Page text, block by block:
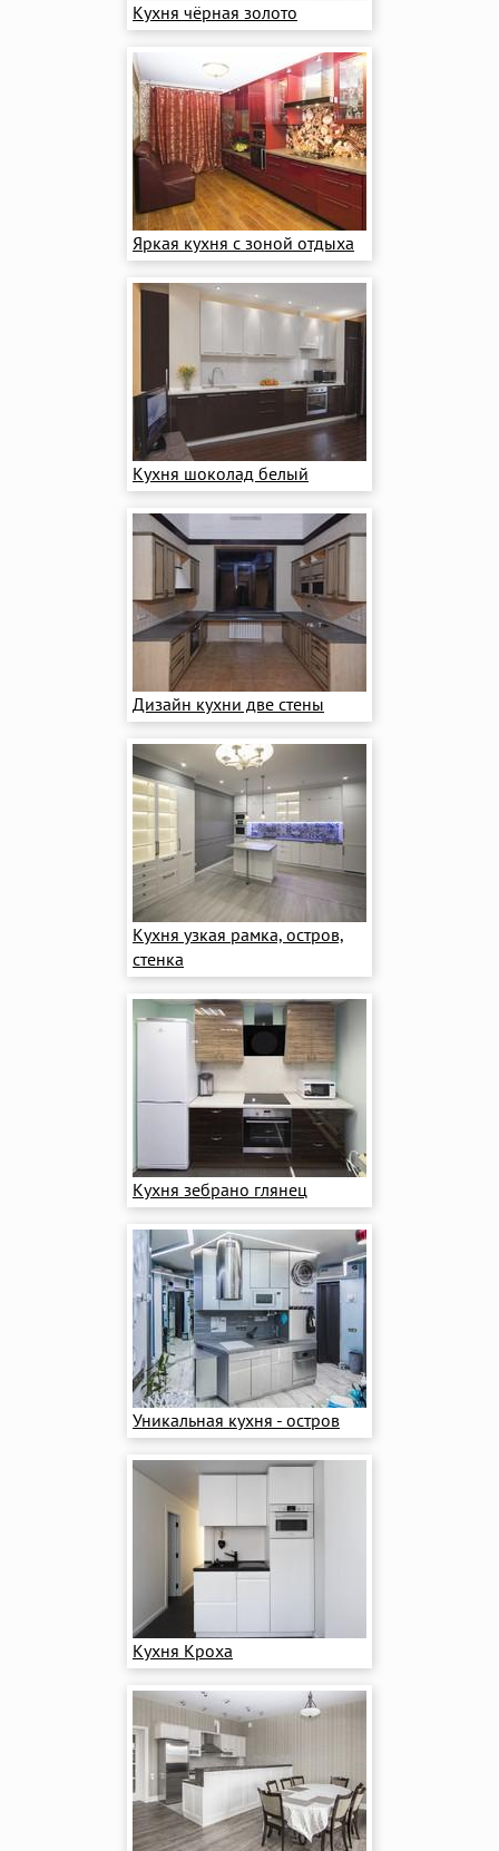
Кухня чёрная золото
Яркая кухня с зоной отдыха
Кухня шоколад белый
Дизайн кухни две стены
Кухня узкая рамка, остров,
стенка
Кухня зебрано глянец
Уникальная кухня - остров
Кухня Кроха